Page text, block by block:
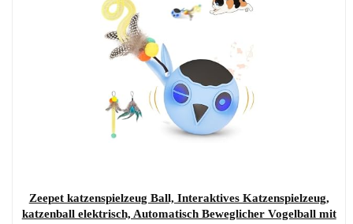
Zeepet katzenspielzeug Ball, Interaktives Katzenspielzeug,
katzenball elektrisch, Automatisch Beweglicher Vogelball mit